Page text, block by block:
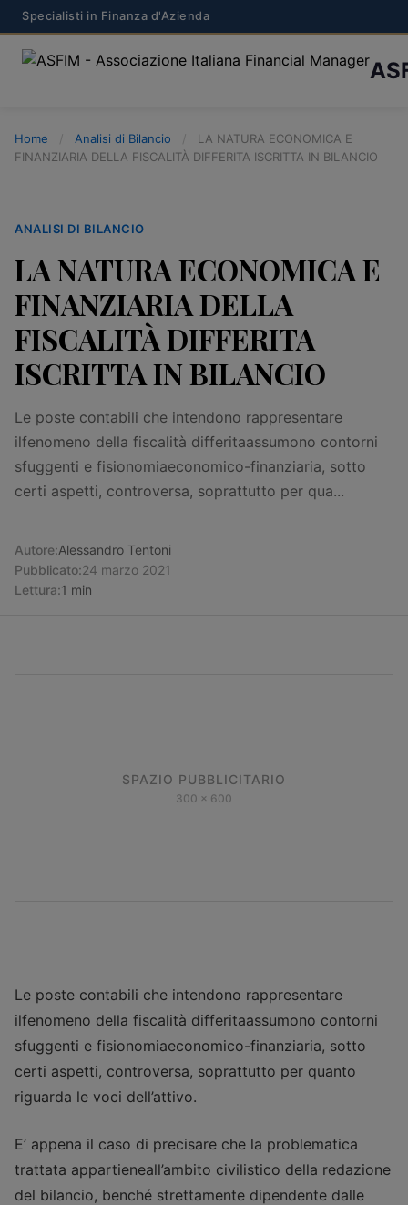
Specialisti in Finanza d'Azienda
Home / Analisi di Bilancio /
LA NATURA ECONOMICA E
FINANZIARIA DELLA FISCALITÀ DIFFERITA ISCRITTA IN BILANCIO
ANALISI DI BILANCIO
LA NATURA ECONOMICA E
FINANZIARIA DELLA
FISCALITÀ DIFFERITA
ISCRITTA IN BILANCIO
Le poste contabili che intendono rappresentare
ilfenomeno della fiscalità differitaassumono contorni
sfuggenti e fisionomiaeconomico-finanziaria, sotto
certi aspetti, controversa, soprattutto per qua...
Autore:Alessandro Tentoni
Pubblicato:24 marzo 2021
Lettura:1 min
Le poste contabili che intendono rappresentare
ilfenomeno della fiscalità differitaassumono contorni
sfuggenti e fisionomiaeconomico-finanziaria, sotto
certi aspetti, controversa, soprattutto per quanto
riguarda le voci dell’attivo.
E’ appena il caso di precisare che la problematica
trattata appartieneall’ambito civilistico della redazione
del bilancio, benché strettamente dipendente dalle
SPAZIO PUBBLICITARIO
300 x 600